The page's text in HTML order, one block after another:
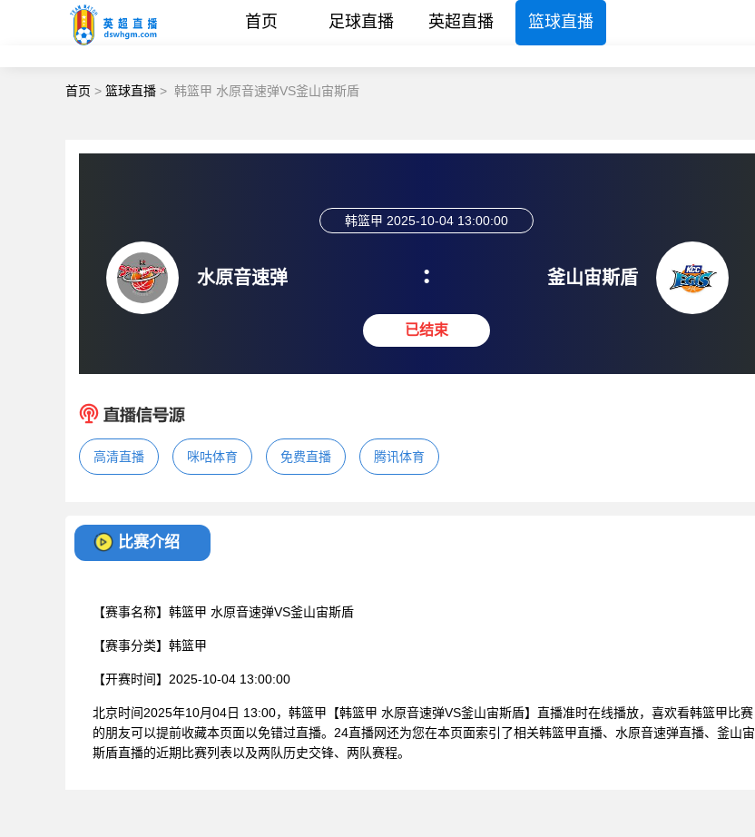
首页 足球直播 英超直播 篮球直播
首页 > 篮球直播 > 韩篮甲 水原音速弹VS釜山宙斯盾
水原音速弹
韩篮甲 2025-10-04 13:00:00
:
已结束
釜山宙斯盾
高清直播 咪咕体育 免费直播 腾讯体育
比赛介绍
【赛事名称】 韩篮甲 水原音速弹VS釜山宙斯盾
【赛事分类】 韩篮甲
【开赛时间】 2025-10-04 13:00:00
北京时间2025年10月04日 13:00，韩篮甲【韩篮甲 水原音速弹VS釜山宙斯盾】直播准时在线播放，喜欢看韩篮甲比赛
的朋友可以提前收藏本页面以免错过直播。24直播网还为您在本页面索引了相关韩篮甲直播、水原音速弹直播、釜山宙
斯盾直播的近期比赛列表以及两队历史交锋、两队赛程。